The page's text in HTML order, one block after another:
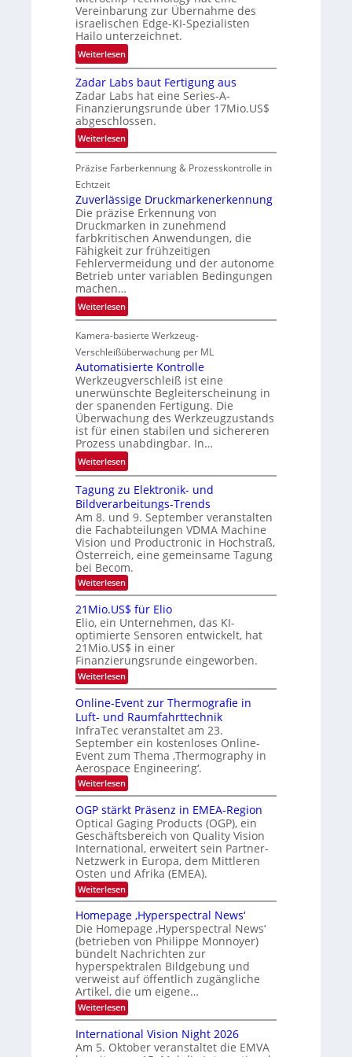
2
7
Vereinbarung zur Übernahme des
israelischen Edge-KI-Spezialisten
Hailo unterzeichnet.
Weiterlesen:
M
i
c
r
o
c
i
p
l
a
n
t
Ü
b
e
r
n
a
h
m
e
v
o
n
H
a
i
l
o
Zadar Labs baut Fertigung aus
Zadar Labs hat eine Series-A-
Finanzierungsrunde über 17Mio.US$
abgeschlossen.
Weiterlesen:
Z
a
a
r
L
a
b
s
a
u
t
F
r
t
i
g
u
n
g
u
s
Präzise Farberkennung & Prozesskontrolle in
Echtzeit
Zuverlässige Druckmarkenerkennung
Die präzise Erkennung von
Druckmarken in zunehmend
farbkritischen Anwendungen, die
Fähigkeit zur frühzeitigen
Fehlervermeidung und der autonome
Betrieb unter variablen Bedingungen
machen…
Weiterlesen:
Z
u
v
e
r
l
ä
s
s
i
g
D
r
u
c
k
m
a
r
k
e
n
e
r
k
e
n
n
u
n
g
Kamera-basierte Werkzeug-
Verschleißüberwachung per ML
Automatisierte Kontrolle
Werkzeugverschleiß ist eine
unerwünschte Begleiterscheinung in
der spanenden Fertigung. Die
Überwachung des Werkzeugzustands
ist für einen stabilen und sichereren
Prozess unabdingbar. In…
Weiterlesen:
A
u
t
o
m
a
t
i
s
i
e
r
t
e
K
o
n
t
r
o
l
l
e
Tagung zu Elektronik- und
Bildverarbeitungs-Trends
Am 8. und 9. September veranstalten
die Fachabteilungen VDMA Machine
Vision und Productronic in Hochstraß,
Österreich, eine gemeinsame Tagung
bei Becom.
Weiterlesen:
T
a
g
u
n
g
z
u
E
l
e
k
r
o
n
i
k
-
n
d
B
i
l
d
v
e
r
a
r
b
e
i
t
u
n
g
s
-
T
r
21Mio.US$ für Elio
Elio, ein Unternehmen, das KI-
optimierte Sensoren entwickelt, hat
21Mio.US$ in einer
Finanzierungsrunde eingeworben.
Weiterlesen:
2
M
o
.
U
S
$
f
ü
r
l
i
o
Online-Event zur Thermografie in
Luft- und Raumfahrttechnik
InfraTec veranstaltet am 23.
September ein kostenloses Online-
Event zum Thema ‚Thermography in
Aerospace Engineering‘.
Weiterlesen:
O
n
l
i
n
e
-
E
v
e
n
t
z
u
r
T
h
e
r
m
o
g
r
a
OGP stärkt Präsenz in EMEA-Region
Optical Gaging Products (OGP), ein
Geschäftsbereich von Quality Vision
International, erweitert sein Partner-
Netzwerk in Europa, dem Mittleren
Osten und Afrika (EMEA).
Weiterlesen:
O
P
s
t
ä
r
k
t
P
r
ä
s
e
n
Homepage ‚Hyperspectral News‘
Die Homepage ‚Hyperspectral News‘
(betrieben von Philippe Monnoyer)
bündelt Nachrichten zur
hyperspektralen Bildgebung und
verweist auf öffentlich zugängliche
Artikel, die um eigene…
Weiterlesen:
H
m
e
International Vision Night 2026
Am 5. Oktober veranstaltet die EMVA